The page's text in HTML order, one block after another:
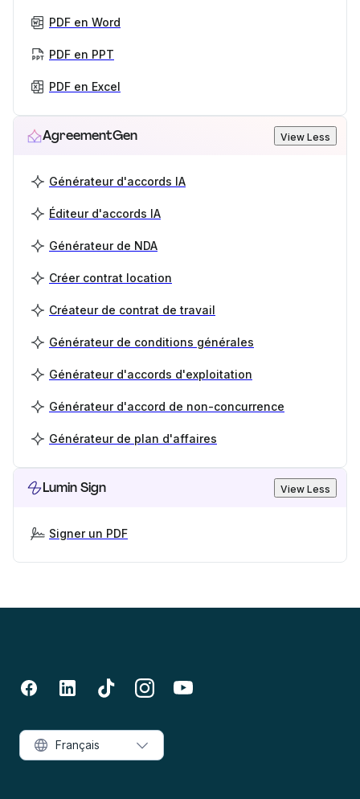
PDF en Word
PDF en PPT
PDF en Excel
AgreementGen View Less
Générateur d'accords IA
Éditeur d'accords IA
Générateur de NDA
Créer contrat location
Créateur de contrat de travail
Générateur de conditions générales
Générateur d'accords d'exploitation
Générateur d'accord de non-concurrence
Générateur de plan d'affaires
Lumin Sign View Less
Signer un PDF
Français